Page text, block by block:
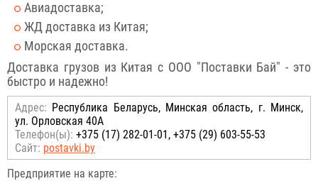
Авиадоставка;
ЖД доставка из Китая;
Морская доставка.
Доставка грузов из Китая с ООО "Поставки Бай" - это
быстро и надежно!
Адрес: Республика Беларусь, Минская область, г. Минск,
ул. Орловская 40А
Телефон(ы): +375 (17) 282-01-01, +375 (29) 603-55-53
Сайт: postavki.by
Предприятие на карте: